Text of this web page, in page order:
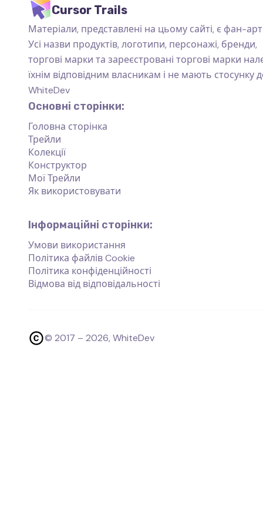
Cursor Trails
Матеріали, представлені на цьому сайті, є фан-
Усі назви продуктів, логотипи, персонажі, бренди,
торгові марки та зареєстровані торгові марки
їхнім відповідним власникам і не мають стосунку
WhiteDev
Основні сторінки:
Головна сторінка
Трейли
Колекції
Конструктор
Мої Трейли
Як використовувати
Інформаційні сторінки:
Умови використання
Політика файлів Cookie
Політика конфіденційності
Відмова від відповідальності
© 2017 – 2026, WhiteDev